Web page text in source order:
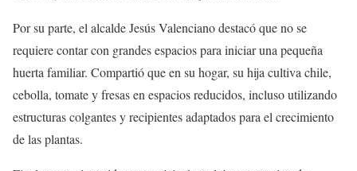
Por su parte, el alcalde Jesús Valenciano destacó que no se
requiere contar con grandes espacios para iniciar una pequeña
huerta familiar. Compartió que en su hogar, su hija cultiva chile,
cebolla, tomate y fresas en espacios reducidos, incluso utilizando
estructuras colgantes y recipientes adaptados para el crecimiento
de las plantas.